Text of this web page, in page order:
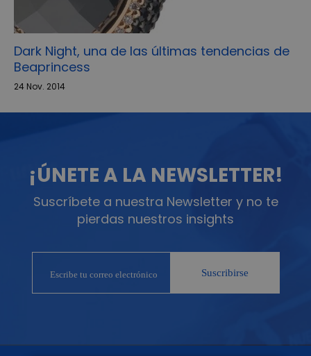
Dark Night, una de las últimas tendencias de
Beaprincess
24 Nov. 2014
¡ÚNETE A LA NEWSLETTER!
Suscríbete a nuestra Newsletter y no te
pierdas nuestros insights